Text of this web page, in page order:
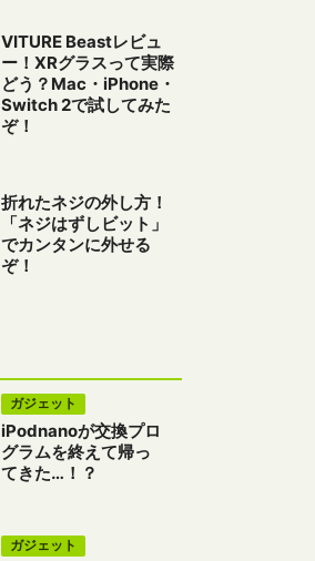
VITURE Beastレビュ
ー！XRグラスって実際
どう？Mac・iPhone・
Switch 2で試してみた
ぞ！
折れたネジの外し方！
「ネジはずしビット」
でカンタンに外せる
ぞ！
ガジェット
iPodnanoが交換プロ
グラムを終えて帰っ
てきた…！？
ガジェット